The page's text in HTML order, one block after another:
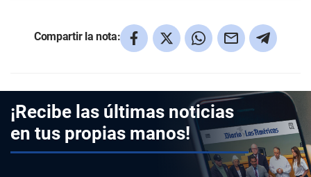
Compartir la nota:
¡Recibe las últimas noticias
en tus propias manos!